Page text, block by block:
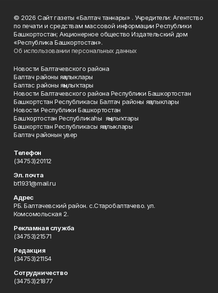
© 2026 Сайт газеты «Балтач таннары» . Учредители: Агентство
по печати и средствам массовой информации Республики
Башкортостан; Акционерное общество Издательский дом
«Республика Башкортостан».
Об использовании персональных данных
Новости Балтачевского района
Балтач районы яңалыклары
Балтас районы яңылыҡтары
Новости Балтачевского района Республики Башкортостан
Башкортстан Республикасы Балтач районы яңалыклары
Новости Республики Башкортостан
Башҡортостан Республикаһы яңылыҡтары
Башкортстан Республикасы яңалыклары
Балтач районын увер
Телефон
(34753)20112
Эл. почта
bt1931@mail.ru
Адрес
РБ. Балтачевский район. с.Старобалтачево. ул.
Комсомольская 2.
Рекламная служба
(34753)21571
Редакция
(34753)21154
Сотрудничество
(34753)21877